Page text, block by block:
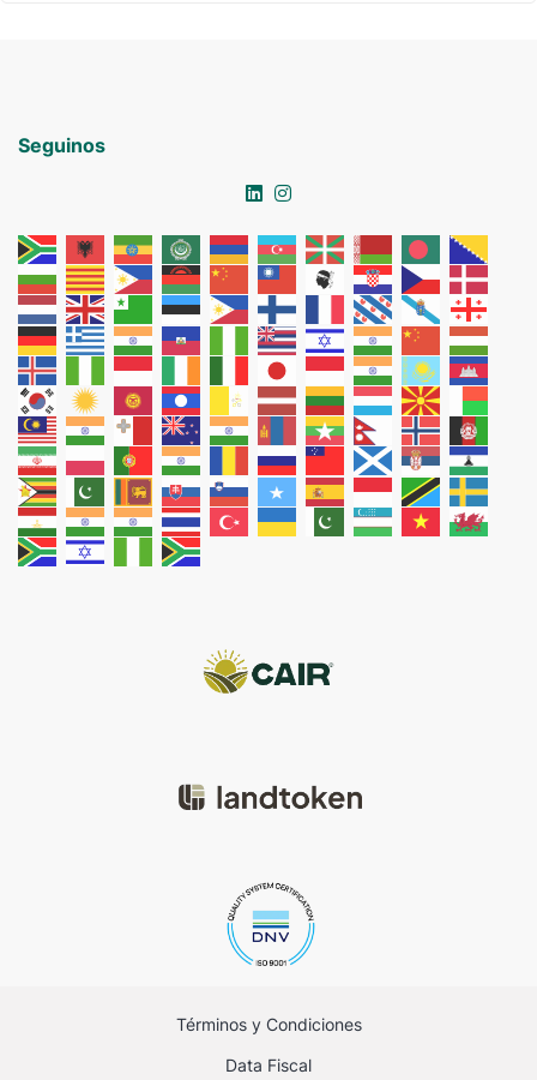
Seguinos
Términos y Condiciones
Data Fiscal